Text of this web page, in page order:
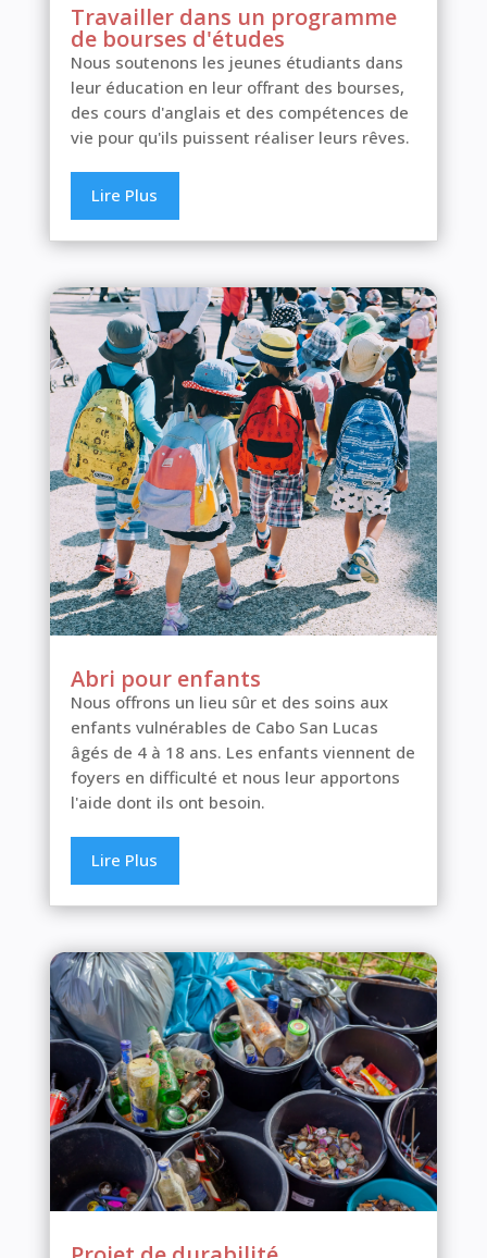
Travailler dans un programme
de bourses d'études
Nous soutenons les jeunes étudiants dans
leur éducation en leur offrant des bourses,
des cours d'anglais et des compétences de
vie pour qu'ils puissent réaliser leurs rêves.
Lire Plus
Abri pour enfants
Nous offrons un lieu sûr et des soins aux
enfants vulnérables de Cabo San Lucas
âgés de 4 à 18 ans. Les enfants viennent de
foyers en difficulté et nous leur apportons
l'aide dont ils ont besoin.
Lire Plus